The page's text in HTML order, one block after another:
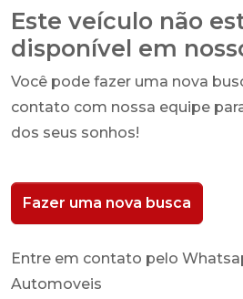
Este veículo não
disponível em
Você pode fazer uma nova
contato com nossa equipe
dos seus sonhos!
Fazer uma nova busca
Entre em contato pelo
Automoveis